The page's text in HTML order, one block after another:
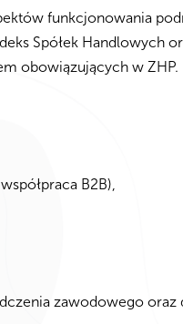
funkcjonowania
Spółek Handlowych
obowiązujących w ZHP.
B2B),
zawodowego oraz